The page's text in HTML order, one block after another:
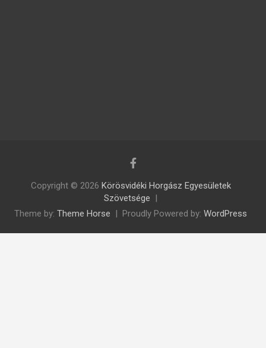
Copyright © 2026 Körösvidéki Horgász Egyesületek
Szövetsége
Theme by: Theme Horse Proudly Powered by: WordPress